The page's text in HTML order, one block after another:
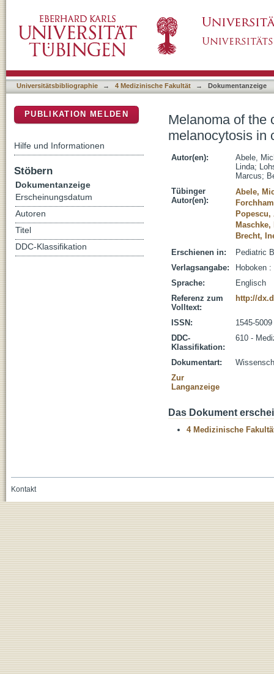
rare but fatal condition
Universitätsbibliographie → 4 Medizinische Fakultät → Dokumentanzeige
Melanoma of the
melanocytosis in
Autor(en):
Abele,
Linda;
Marcus;
Tübinger
Autor(en):
Abele,
Popescu,
Maschke,
Brecht,
Erschienen in:
Pediatric
Verlagsangabe:
Hoboken
Sprache:
Englisch
Referenz zum
Volltext:
http://
ISSN:
1545-5009
DDC-
Klassifikation:
610 -
Dokumentart:
Zur
Langanzeige
Das Dokument
4 Medizinische
PUBLIKATION MELDEN
Hilfe und Informationen
Stöbern
Dokumentanzeige
Erscheinungsdatum
Autoren
Titel
DDC-Klassifikation
Kontakt